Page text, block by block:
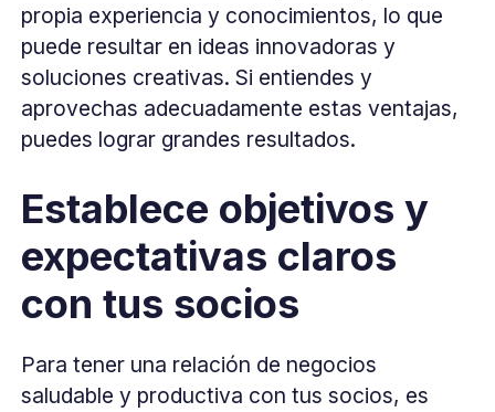
propia experiencia y conocimientos, lo que
puede resultar en ideas innovadoras y
soluciones creativas. Si entiendes y
aprovechas adecuadamente estas ventajas,
puedes lograr grandes resultados.
Establece objetivos y
expectativas claros
con tus socios
Para tener una relación de negocios
saludable y productiva con tus socios, es